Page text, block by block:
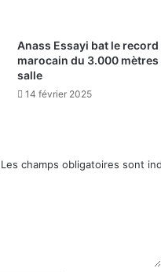
Anass Essayi bat le record
marocain du 3.000 mètres
salle
14 février 2025
Les champs obligatoires sont